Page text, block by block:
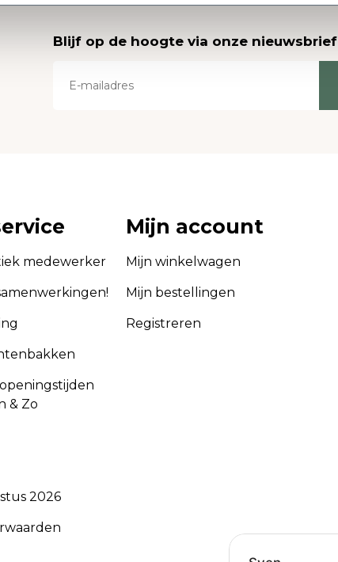
Blijf op de hoogte via onze nieuwsbrief
medewerker
& Zo
2026
Mijn account
Mijn winkelwagen
Mijn bestellingen
Registreren